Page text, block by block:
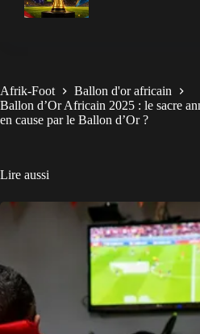
Afrik-Foot
Ballon d'or africain
Ballon d’Or Africain 2025 : le sacre
en cause par le Ballon d’Or ?
Lire aussi